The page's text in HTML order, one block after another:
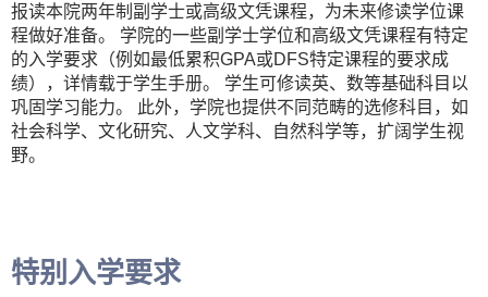
报读本院两年制副学士或高级文凭课程，为未来修读学位课
程做好准备。 学院的一些副学士学位和高级文凭课程有特定
的入学要求（例如最低累积GPA或DFS特定课程的要求成
绩），详情载于学生手册。 学生可修读英、数等基础科目以
巩固学习能力。 此外，学院也提供不同范畴的选修科目，如
社会科学、文化研究、人文学科、自然科学等，扩阔学生视
野。
特别入学要求